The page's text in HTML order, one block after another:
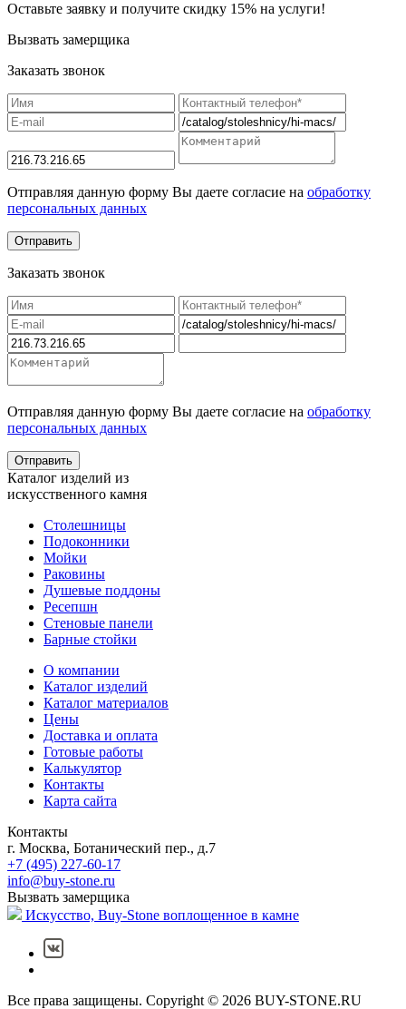
Оставьте заявку и получите скидку 15% на услуги!
Вызвать замерщика
Заказать звонок
Отправляя данную форму Вы даете согласие на обработку
персональных данных
Заказать звонок
Отправляя данную форму Вы даете согласие на обработку
персональных данных
Каталог изделий из
искусственного камня
Столешницы
Подоконники
Мойки
Раковины
Душевые поддоны
Ресепшн
Стеновые панели
Барные стойки
О компании
Каталог изделий
Каталог материалов
Цены
Доставка и оплата
Готовые работы
Калькулятор
Контакты
Карта сайта
Контакты
г. Москва, Ботанический пер., д.7
+7 (495) 227-60-17
info@buy-stone.ru
Вызвать замерщика
Искусство, Buy-Stone воплощенное в камне
Все права защищены. Copyright © 2026 BUY-STONE.RU